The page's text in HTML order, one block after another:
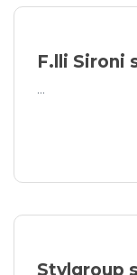
F.lli Sironi
...
Stylgroup